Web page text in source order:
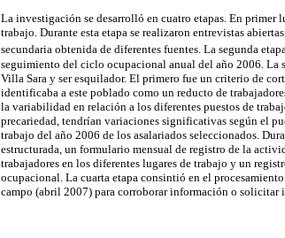
La investigación se desarrolló en cuatro etapas. En
trabajo. Durante esta etapa se realizaron entrevistas
secundaria obtenida de diferentes fuentes. La segunda
seguimiento del ciclo ocupacional anual del año 2006. La
Villa Sara y ser esquilador. El primero fue un criterio de
identificaba a este poblado como un reducto de
la variabilidad en relación a los diferentes puestos de
precariedad, tendrían variaciones significativas según el
trabajo del año 2006 de los asalariados seleccionados.
estructurada, un formulario mensual de registro de la
trabajadores en los diferentes lugares de trabajo y un
ocupacional. La cuarta etapa consintió en el
campo (abril 2007) para corroborar información o solicitar